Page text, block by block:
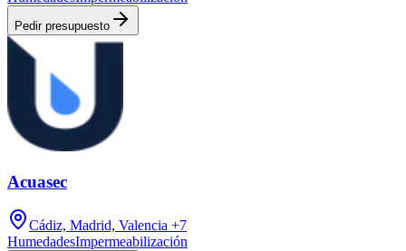
Pedir presupuesto
Acuasec
Cádiz, Madrid, Valencia +7
HumedadesImpermeabilización